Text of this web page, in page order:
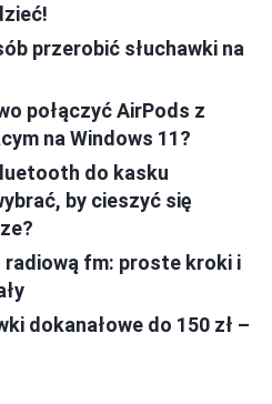
przerobić słuchawki na
połączyć AirPods z
na Windows 11?
do kasku
by cieszyć się
fm: proste kroki i
dokanałowe do 150 zł –